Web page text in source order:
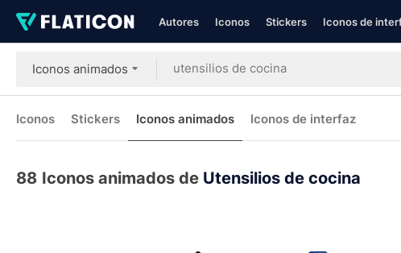
Autores Iconos Stickers Iconos de
Iconos animados
Iconos Stickers Iconos animados Iconos de interfaz
88 Iconos animados de Utensilios de cocina